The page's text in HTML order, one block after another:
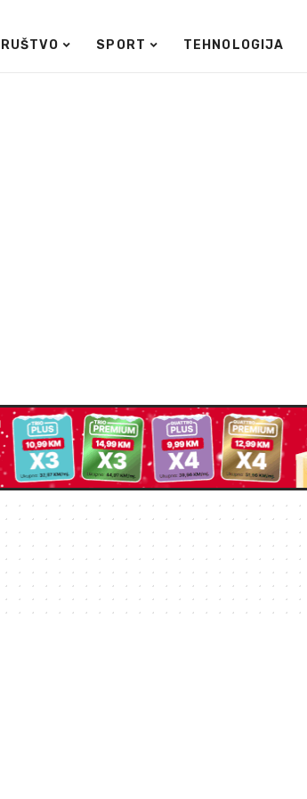
SPORT TEHNOLOGIJA